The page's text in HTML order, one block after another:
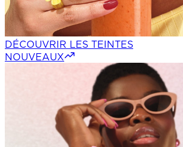
DÉCOUVRIR LES TEINTES
NOUVEAUX